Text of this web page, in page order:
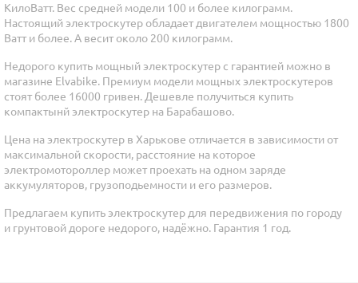
КилоВатт. Вес средней модели 100 и более килограмм.
Настоящий электроскутер обладает двигателем мощностью 1800
Ватт и более. А весит около 200 килограмм.
Недорого купить мощный электроскутер с гарантией можно в
магазине Elvabike. Премиум модели мощных электроскутеров
стоят более 16000 гривен. Дешевле получиться купить
компактынй электроскутер на Барабашово.
Цена на электроскутер в Харькове отличается в зависимости от
максимальной скорости, расстояние на которое
электромотороллер может проехать на одном заряде
аккумуляторов, грузоподьемности и его размеров.
Предлагаем купить электроскутер для передвижения по городу
и грунтовой дороге недорого, надёжно. Гарантия 1 год.